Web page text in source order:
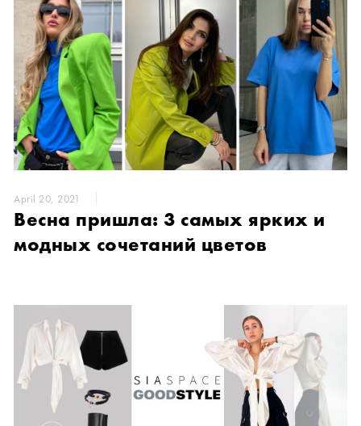
April 20, 2021
Весна пришла: 3 самых ярких и
модных сочетаний цветов